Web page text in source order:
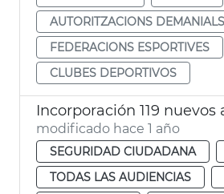
AUTORITZACIONS DEMANIALS
FEDERACIONS ESPORTIVES
CLUBES DEPORTIVOS
modificado hace 1 año
SEGURIDAD CIUDADANA
TODAS LAS AUDIENCIAS